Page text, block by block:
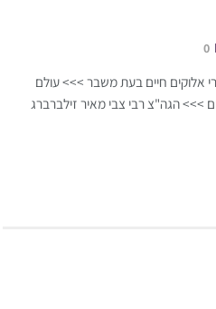
אלוקים חיים בעת משבר >>> עולם
>>> הגה"צ רבי צבי מאיר זילברברג